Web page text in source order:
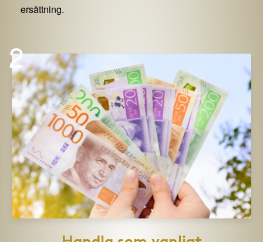
ersättning.
2